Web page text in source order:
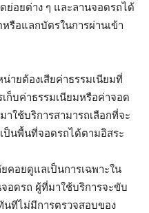
ย่อยต่าง ๆ และลานจอดรถได้
รือแลกบัตรในการผ่านเข้า
ายต้องเสียค่าธรรมเนียมที่
ก็บค่าธรรมเนียมหรือค่าจอด
ใช้บริการสามารถเลือกที่จะ
ป็นพื้นที่จอดรถได้ตามอิสระ
อยดูแลเป็นการเฉพาะใน
อดรถ ผู้ที่มาใช้บริการจะขับ
นทีไม่มีการตรวจสอบของ